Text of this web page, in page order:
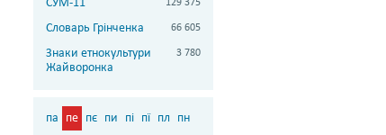
СУМ-11 129 375
Словарь Грінченка 66 605
Знаки етнокультури
Жайворонка
3 780
па пе пє пи пі пї пл
пн